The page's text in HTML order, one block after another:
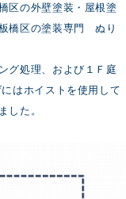
区の外壁塗装・屋根塗
橋区の塗装専門 ぬり
グ処理、および１Ｆ庭
はホイストを使用して
した。